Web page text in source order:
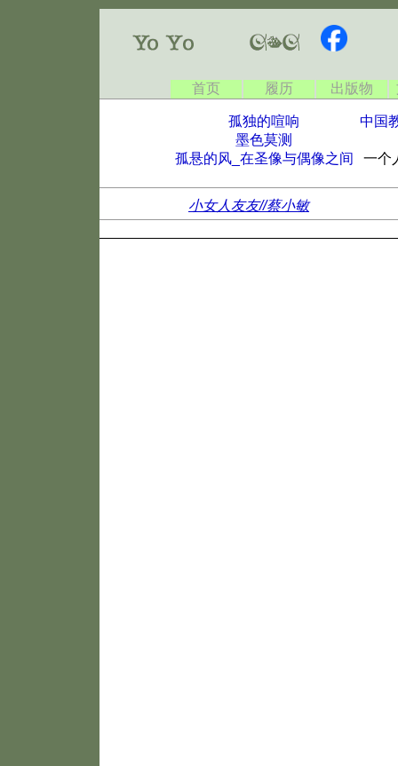
首页 履历 出版物
孤独的喧响
中国
墨色莫测
孤悬的风_在圣像与偶像之间
一个
小女人友友//蔡小敏